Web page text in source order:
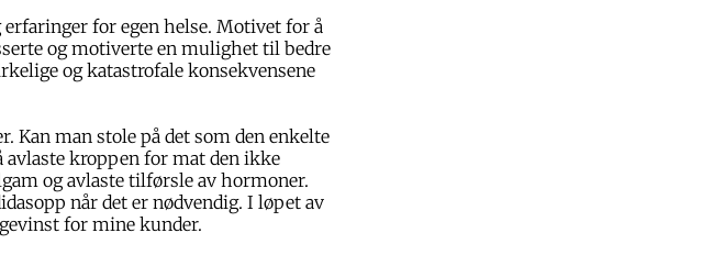
for egen helse. Motivet for å
og motiverte en mulighet til bedre
og katastrofale konsekvensene
Kan man stole på det som den enkelte
avlaste kroppen for mat den ikke
og avlaste tilførsle av hormoner.
når det er nødvendig. I løpet av
for mine kunder.